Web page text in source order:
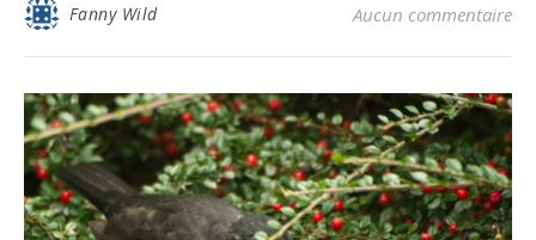
Fanny Wild Aucun commentaire